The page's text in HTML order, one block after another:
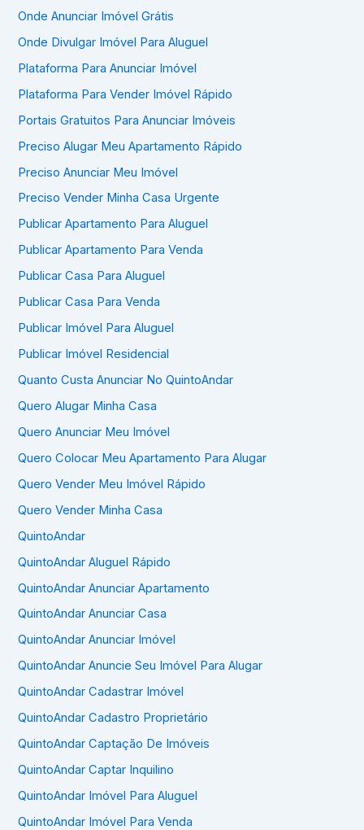
Onde Anunciar Imóvel Grátis
Onde Divulgar Imóvel Para Aluguel
Plataforma Para Anunciar Imóvel
Plataforma Para Vender Imóvel Rápido
Portais Gratuitos Para Anunciar Imóveis
Preciso Alugar Meu Apartamento Rápido
Preciso Anunciar Meu Imóvel
Preciso Vender Minha Casa Urgente
Publicar Apartamento Para Aluguel
Publicar Apartamento Para Venda
Publicar Casa Para Aluguel
Publicar Casa Para Venda
Publicar Imóvel Para Aluguel
Publicar Imóvel Residencial
Quanto Custa Anunciar No QuintoAndar
Quero Alugar Minha Casa
Quero Anunciar Meu Imóvel
Quero Colocar Meu Apartamento Para Alugar
Quero Vender Meu Imóvel Rápido
Quero Vender Minha Casa
QuintoAndar
QuintoAndar Aluguel Rápido
QuintoAndar Anunciar Apartamento
QuintoAndar Anunciar Casa
QuintoAndar Anunciar Imóvel
QuintoAndar Anuncie Seu Imóvel Para Alugar
QuintoAndar Cadastrar Imóvel
QuintoAndar Cadastro Proprietário
QuintoAndar Captação De Imóveis
QuintoAndar Captar Inquilino
QuintoAndar Imóvel Para Aluguel
QuintoAndar Imóvel Para Venda